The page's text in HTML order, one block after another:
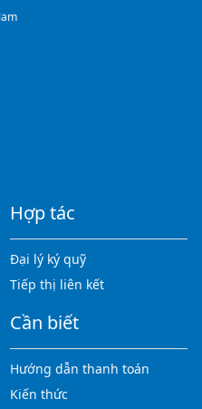
Hợp tác
Đại lý ký quỹ
Tiếp thị liên kết
Cần biết
Hướng dẫn thanh toán
Kiến thức